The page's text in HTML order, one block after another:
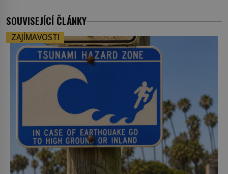
SOUVISEJÍCÍ ČLÁNKY
ZAJÍMAVOSTI